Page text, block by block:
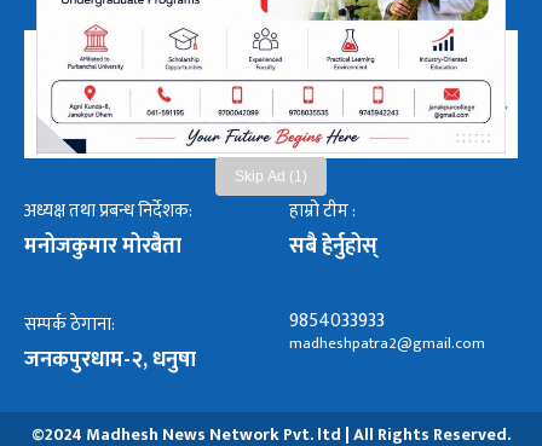
Skip Ad (1)
अध्यक्ष तथा प्रबन्ध निर्देशक:
मनोजकुमार मोरबैता
हाम्रो टीम :
सबै हेर्नुहोस्
सम्पर्क ठेगाना:
जनकपुरधाम-२, धनुषा
9854033933
madheshpatra2@gmail.com
©2024 Madhesh News Network Pvt. ltd | All Rights Reserved.